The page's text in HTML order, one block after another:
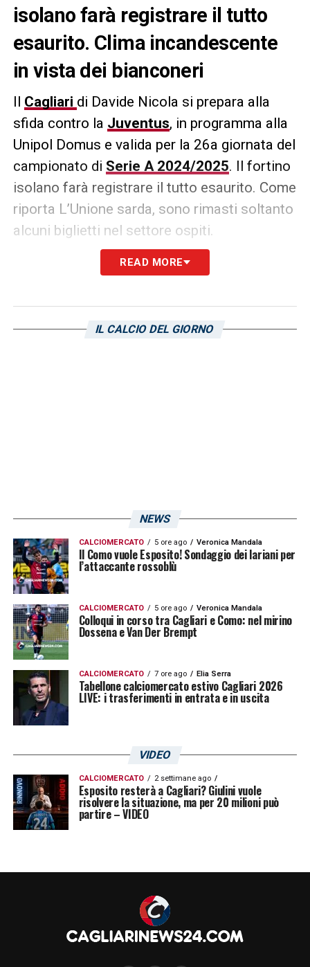
isolano farà registrare il tutto
esaurito. Clima incandescente
in vista dei bianconeri
Il Cagliari di Davide Nicola si prepara alla
sfida contro la Juventus, in programma alla
Unipol Domus e valida per la 26a giornata del
campionato di Serie A 2024/2025. Il fortino
isolano farà registrare il tutto esaurito. Come
riporta L’Unione sarda, sono rimasti soltanto
alcuni biglietti nel settore ospiti.
LA PLAYLIST DELLE NOSTRE TOP NEWS
READ MORE
IL CALCIO DEL GIORNO
NEWS
CALCIOMERCATO 5 ore ago Veronica Mandala
Il Como vuole Esposito! Sondaggio dei lariani per
l’attaccante rossoblù
CALCIOMERCATO 5 ore ago Veronica Mandala
Colloqui in corso tra Cagliari e Como: nel mirino
Dossena e Van Der Brempt
CALCIOMERCATO 7 ore ago Elia Serra
Tabellone calciomercato estivo Cagliari 2026
LIVE: i trasferimenti in entrata e in uscita
VIDEO
CALCIOMERCATO 2 settimane ago
Esposito resterà a Cagliari? Giulini vuole
risolvere la situazione, ma per 20 milioni può
partire – VIDEO